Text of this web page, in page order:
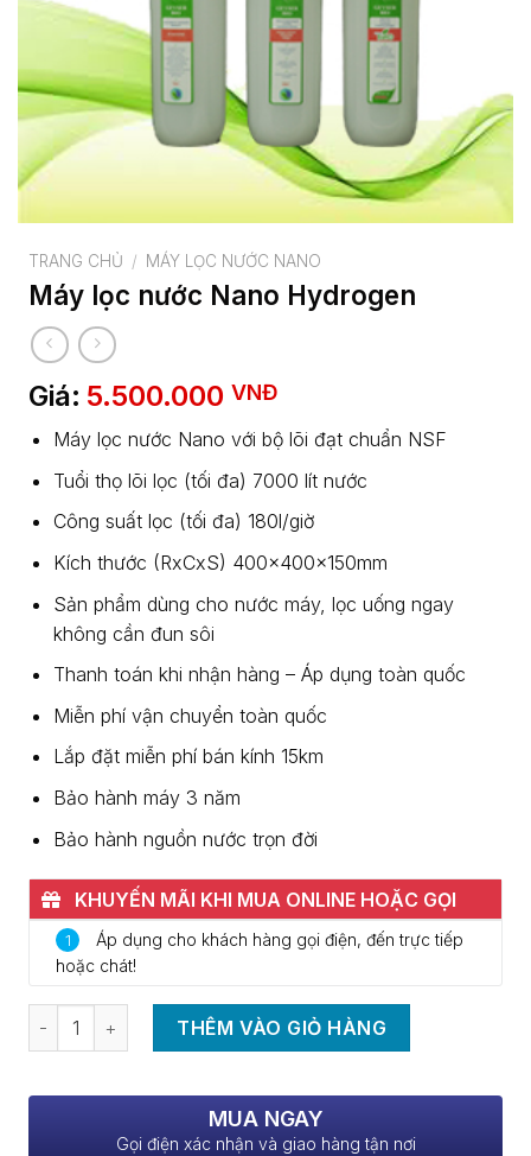
TRANG CHỦ / MÁY LỌC NƯỚC NANO
Máy lọc nước Nano Hydrogen
Giá: 5.500.000 VNĐ
Máy lọc nước Nano với bộ lõi đạt chuẩn NSF
Tuổi thọ lõi lọc (tối đa) 7000 lít nước
Công suất lọc (tối đa) 180l/giờ
Kích thước (RxCxS) 400x400x150mm
Sản phẩm dùng cho nước máy, lọc uống ngay
không cần đun sôi
Thanh toán khi nhận hàng – Áp dụng toàn quốc
Miễn phí vận chuyển toàn quốc
Lắp đặt miễn phí bán kính 15km
Bảo hành máy 3 năm
Bảo hành nguồn nước trọn đời
KHUYẾN MÃI KHI MUA ONLINE HOẶC GỌI
0937.370.786
1
Áp dụng cho khách hàng gọi điện, đến trực tiếp
hoặc chát!
Số lượng THÊM VÀO GIỎ HÀNG
MUA NGAY
Gọi điện xác nhận và giao hàng tận nơi